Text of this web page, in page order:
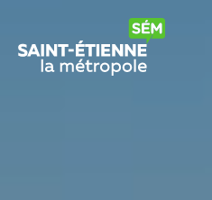
Panneau de gestion des cookies